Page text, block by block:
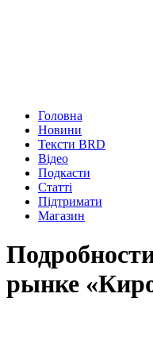
Головна
Новини
Тексти BRD
Відео
Подкасти
Статті
Підтримати
Магазин
рынке